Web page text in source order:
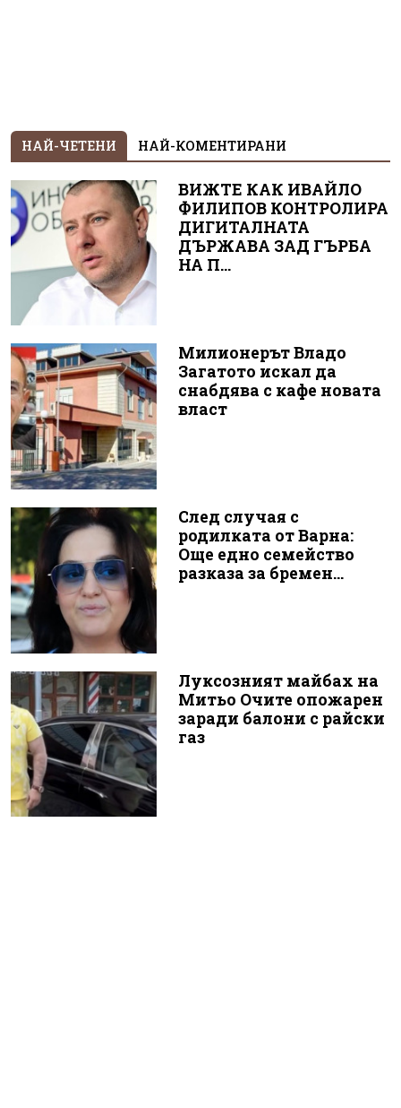
НАЙ-ЧЕТЕНИ НАЙ-КОМЕНТИРАНИ
ВИЖТЕ КАК ИВАЙЛО
ФИЛИПОВ КОНТРОЛИРА
ДИГИТАЛНАТА
ДЪРЖАВА ЗАД ГЪРБА
НА П...
Милионерът Владо
Загатото искал да
снабдява с кафе новата
власт
След случая с
родилката от Варна:
Още едно семейство
разказа за бремен...
Луксозният майбах на
Митьо Очите опожарен
заради балони с райски
газ